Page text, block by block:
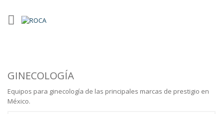
GINECOLOGÍA
Equipos para ginecología de las principales marcas de prestigio en
México.